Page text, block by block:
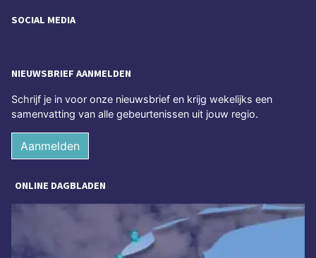
SOCIAL MEDIA
NIEUWSBRIEF AANMELDEN
Schrijf je in voor onze nieuwsbrief en krijg wekelijks een
samenvatting van alle gebeurtenissen uit jouw regio.
Aanmelden
ONLINE DAGBLADEN